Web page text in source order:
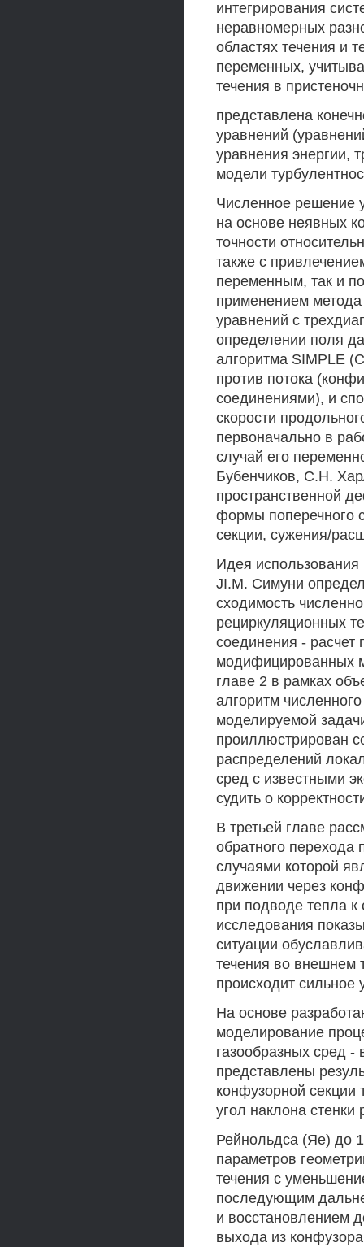
интегрирования
неравномерных
областях течения и
переменных,
течения в
представлена
уравнений
уравнения энергии,
модели
Численное решение
на основе неявных
точности
также с
переменным, так и
применением
уравнений с
определении поля
алгоритма SIMPLE
против потока
соединениями), и
скорости
первоначально в
случай его
Бубенчиков, С.Н.
пространственной
формы поперечного
секции, сужения/
Идея
JI.M. Симуни
сходимость
рециркуляционных
соединения - расчет
модифицированных
главе 2 в рамках
алгоритм
моделируемой
проиллюстрирован
распределений
сред с известными
судить о
В третьей главе
обратного перехода
случаями которой
движении через
при подводе тепла к
исследования
ситуации
течения во внешнем
происходит сильное
На основе
моделирование
газообразных сред -
представлены
конфузорной секции
угол наклона
Рейнольдса (Яе) до
параметров
течения с
последующим
и восстановлением
выхода из